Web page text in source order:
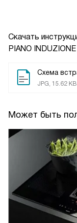
Скачать
PIANO
Схема
JPG, 15.62 KB
Может быть